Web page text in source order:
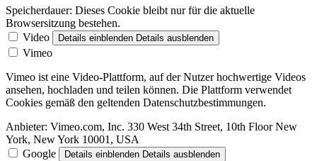
Speicherdauer: Dieses Cookie bleibt nur für die aktuelle
Browsersitzung bestehen.
Video
Details einblenden Details ausblenden
Vimeo
Vimeo ist eine Video-Plattform, auf der Nutzer hochwertige Videos
ansehen, hochladen und teilen können. Die Plattform verwendet
Cookies gemäß den geltenden Datenschutzbestimmungen.
Anbieter: Vimeo.com, Inc. 330 West 34th Street, 10th Floor New
York, New York 10001, USA
Google
Details einblenden Details ausblenden